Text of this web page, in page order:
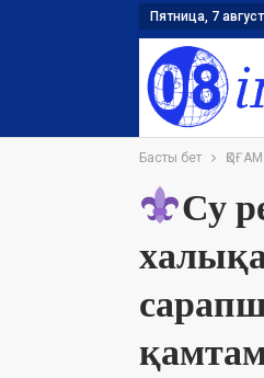
Пятница, 7
Басты бет ҚОҒАМ
Су